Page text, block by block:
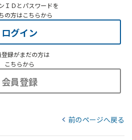
ＩＤとパスワードを
の方はこちらから
ログイン
登録がまだの方は
こちらから
会員登録
前のページへ戻る